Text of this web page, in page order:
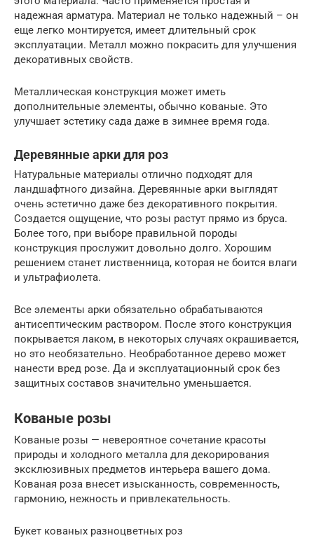
надежная арматура. Материал не только надежный – он
еще легко монтируется, имеет длительный срок
эксплуатации. Металл можно покрасить для улучшения
декоративных свойств.
Металлическая конструкция может иметь
дополнительные элементы, обычно кованые. Это
улучшает эстетику сада даже в зимнее время года.
Деревянные арки для роз
Натуральные материалы отлично подходят для
ландшафтного дизайна. Деревянные арки выглядят
очень эстетично даже без декоративного покрытия.
Создается ощущение, что розы растут прямо из бруса.
Более того, при выборе правильной породы
конструкция прослужит довольно долго. Хорошим
решением станет лиственница, которая не боится влаги
и ультрафиолета.
Все элементы арки обязательно обрабатываются
антисептическим раствором. После этого конструкция
покрывается лаком, в некоторых случаях окрашивается,
но это необязательно. Необработанное дерево может
нанести вред розе. Да и эксплуатационный срок без
защитных составов значительно уменьшается.
Кованые розы
Кованые розы — невероятное сочетание красоты
природы и холодного металла для декорирования
эксклюзивных предметов интерьера вашего дома.
Кованая роза внесет изысканность, современность,
гармонию, нежность и привлекательность.
Букет кованых разноцветных роз